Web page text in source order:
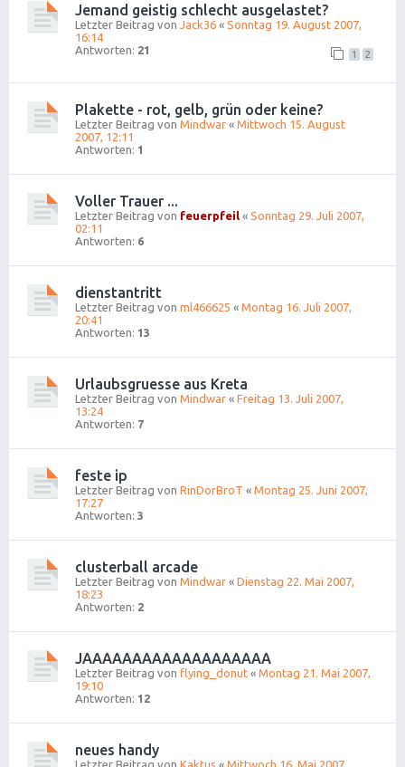
Jemand geistig schlecht ausgelastet?
Letzter Beitrag von Jack36 « Sonntag 19. August 2007,
16:14
Antworten: 21 1 2
Plakette - rot, gelb, grün oder keine?
Letzter Beitrag von Mindwar « Mittwoch 15. August
2007, 12:11
Antworten: 1
Voller Trauer ...
Letzter Beitrag von feuerpfeil « Sonntag 29. Juli 2007,
02:11
Antworten: 6
dienstantritt
Letzter Beitrag von ml466625 « Montag 16. Juli 2007,
20:41
Antworten: 13
Urlaubsgruesse aus Kreta
Letzter Beitrag von Mindwar « Freitag 13. Juli 2007,
13:24
Antworten: 7
feste ip
Letzter Beitrag von RinDorBroT « Montag 25. Juni 2007,
17:27
Antworten: 3
clusterball arcade
Letzter Beitrag von Mindwar « Dienstag 22. Mai 2007,
18:23
Antworten: 2
JAAAAAAAAAAAAAAAAAAA
Letzter Beitrag von flying_donut « Montag 21. Mai 2007,
19:10
Antworten: 12
neues handy